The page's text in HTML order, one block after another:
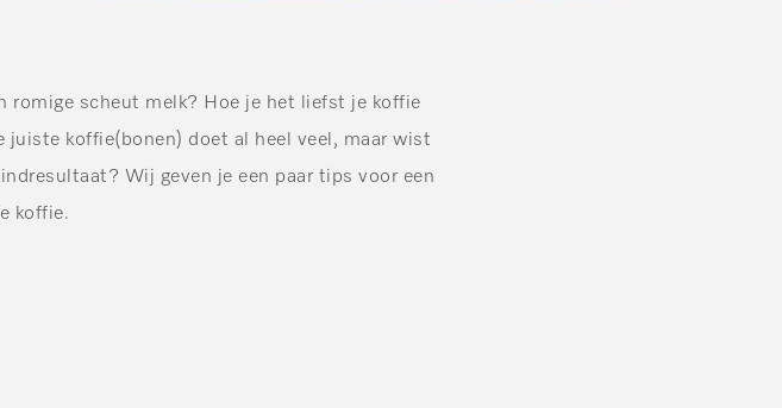
romige scheut melk? Hoe je het liefst je koffie
juiste koffie(bonen) doet al heel veel, maar wist
Wij geven je een paar tips voor een
koffie.